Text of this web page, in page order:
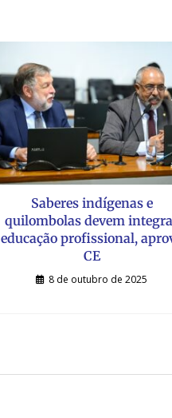
Saberes indígenas e
quilombolas devem
educação profissional,
CE
8 de outubro de 2025